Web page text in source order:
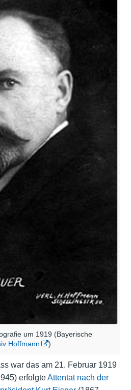
um 1919 (Bayerische
Hoffmann ).
war das am 21. Februar 1919
erfolgteAttentat nach der